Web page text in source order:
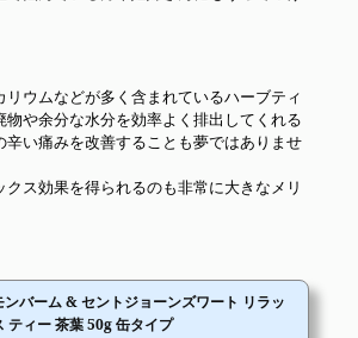
リウムなどが多く含まれているハーブティ
物や余分な水分を効率よく排出してくれる
辛い痛みを改善することも夢ではありませ
クス効果を得られるのも非常に大きなメリ
ンバーム & セントジョーンズワート リラッ
ティー 茶葉 50g 缶タイプ